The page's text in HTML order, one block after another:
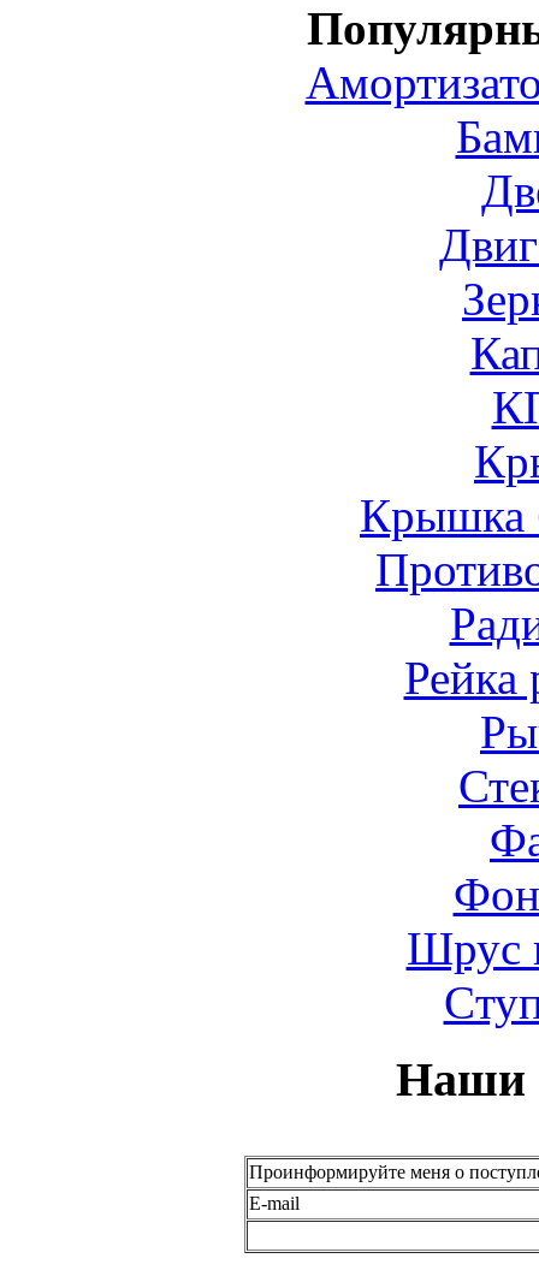
Крышка
Рейка
Шрус
Наши
Проинформируйте меня о
E-mail